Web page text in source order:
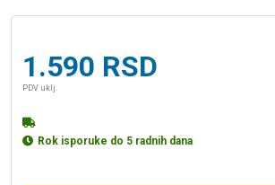
1.590 RSD
PDV uklj.
Rok isporuke do 5 radnih dana